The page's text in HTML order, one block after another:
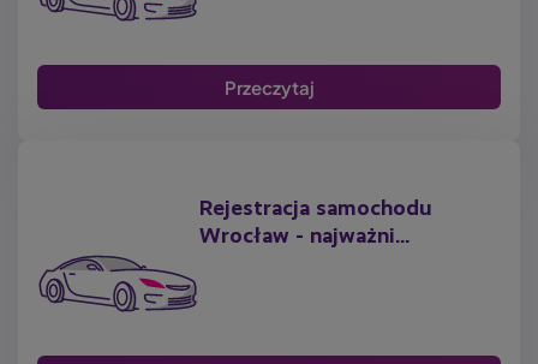
Przeczytaj
Rejestracja samochodu
Wrocław - najważni...